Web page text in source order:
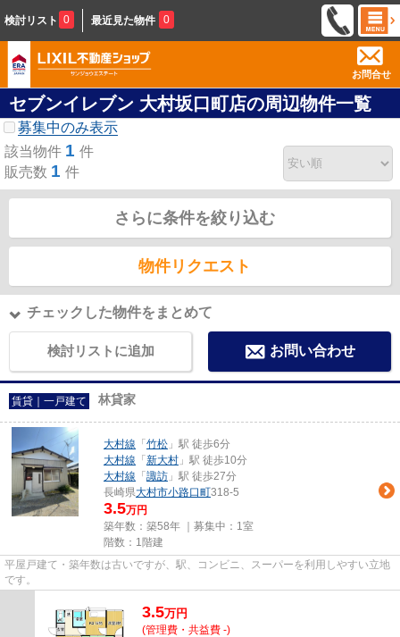
検討リスト 0 最近見た物件 0
お問合せ
セブンイレブン 大村坂口町店の周辺物件一覧
募集中のみ表示
該当物件 1 件
販売数 1 件
さらに条件を絞り込む
物件リクエスト
チェックした物件をまとめて
検討リストに追加 お問い合わせ
賃貸｜一戸建て 林貸家
大村線 「 竹松 」駅 徒歩6分
大村線 「 新大村 」駅 徒歩10分
大村線 「 諏訪 」駅 徒歩27分
長崎県大村市小路口町318-5
3.5万円
築年数：築58年 ｜募集中： 1室
階数：1階建
平屋戸建て・築年数は古いですが、駅、コンビニ、スーパーを利用しやすい立地
です。
3.5万円
(管理費・共益費 -)